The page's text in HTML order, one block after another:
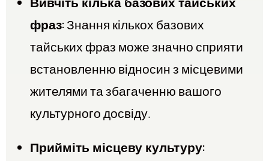
фраз:Знання кількох базових
тайських фраз може значно сприяти
встановленню відносин з місцевими
жителями та збагаченню вашого
культурного досвіду.
Прийміть місцеву культуру: